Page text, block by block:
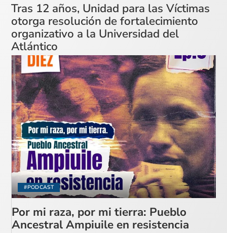
Tras 12 años, Unidad para las Víctimas
otorga resolución de fortalecimiento
organizativo a la Universidad del
Atlántico
#PODCAST
Por mi raza, por mi tierra: Pueblo
Ancestral Ampiuile en resistencia